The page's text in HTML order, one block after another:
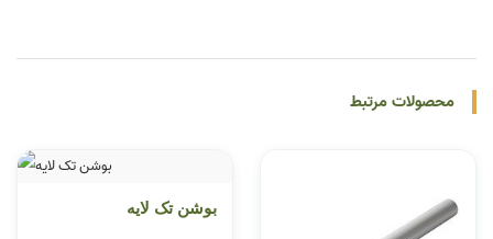
محصولات مرتبط
بوشن تک لایه